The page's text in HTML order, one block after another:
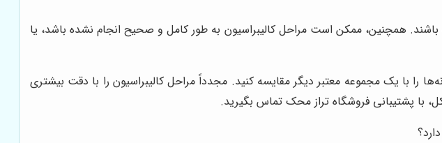
باشند. همچنین، ممکن است مراحل کالیبراسیون به طور کامل و صحیح انجام نشده باشد، یا
را با یک مجموعه معتبر دیگر مقایسه کنید. مجدداً مراحل کالیبراسیون را با دقت بیشتری
با پشتیبانی فروشگاه تراز محک تماس بگیرید.